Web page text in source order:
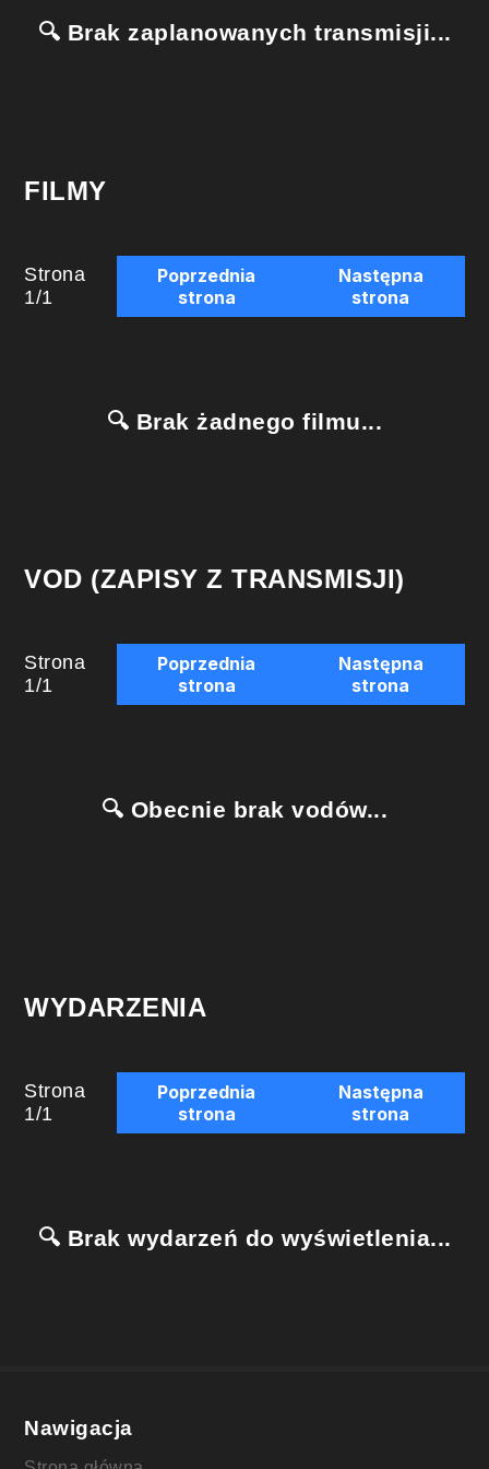
🔍 Brak zaplanowanych transmisji...
FILMY
Strona
1/1
Poprzednia
strona
Następna
strona
🔍 Brak żadnego filmu...
VOD (ZAPISY Z TRANSMISJI)
Strona
1/1
Poprzednia
strona
Następna
strona
🔍 Obecnie brak vodów...
WYDARZENIA
Strona
1/1
Poprzednia
strona
Następna
strona
🔍 Brak wydarzeń do wyświetlenia...
Nawigacja